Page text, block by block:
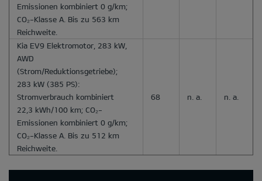
Emissionen kombiniert 0 g/km;
CO₂-Klasse A. Bis zu 563 km
Reichweite.
Kia EV9 Elektromotor, 283 kW,
AWD
(Strom/Reduktionsgetriebe);
283 kW (385 PS):
Stromverbrauch kombiniert
22,3 kWh/100 km; CO₂-
Emissionen kombiniert 0 g/km;
CO₂-Klasse A. Bis zu 512 km
Reichweite.
68 n. a. n. a.